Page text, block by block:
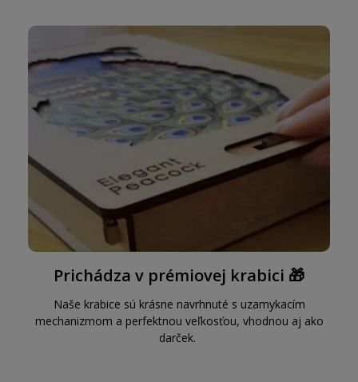
Prichádza v prémiovej krabici 🎁
Naše krabice sú krásne navrhnuté s uzamykacím
mechanizmom a perfektnou veľkosťou, vhodnou aj ako
darček.